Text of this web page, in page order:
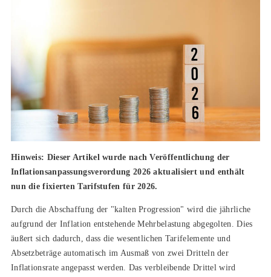
Hinweis: Dieser Artikel wurde nach Veröffentlichung der
Inflationsanpassungsverordung 2026 aktualisiert und enthält
nun die fixierten Tarifstufen für 2026.
Durch die Abschaffung der "kalten Progression" wird die jährliche
aufgrund der Inflation entstehende Mehrbelastung abgegolten. Dies
äußert sich dadurch, dass die wesentlichen Tarifelemente und
Absetzbeträge automatisch im Ausmaß von zwei Dritteln der
Inflationsrate angepasst werden. Das verbleibende Drittel wird